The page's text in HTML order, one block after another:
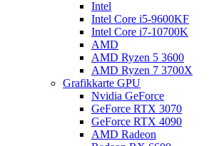
Intel
Intel Core i5-9600KF
Intel Core i7-10700K
AMD
AMD Ryzen 5 3600
AMD Ryzen 7 3700X
Grafikkarte GPU
Nvidia GeForce
GeForce RTX 3070
GeForce RTX 4090
AMD Radeon